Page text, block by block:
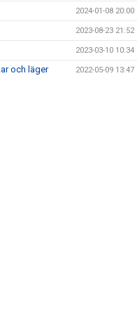
2024-01-08 20:00
2023-08-23 21:52
2023-03-10 10:34
och läger 2022-05-09 13:47